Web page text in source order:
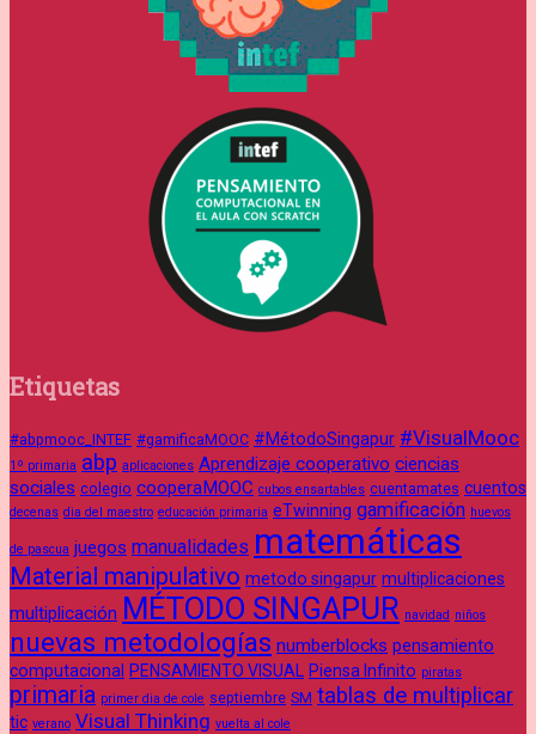
Etiquetas
#abpmooc_INTEF #gamificaMOOC #MétodoSingapur #VisualMooc
1º primaria abp aplicaciones Aprendizaje cooperativo ciencias
sociales colegio cooperaMOOC cubos ensartables cuentamates cuentos
decenas dia del maestro educación primaria eTwinning gamificación huevos
de pascua juegos manualidades matemáticas
Material manipulativo metodo singapur multiplicaciones
multiplicación MÉTODO SINGAPUR navidad niños
nuevas metodologías numberblocks pensamiento
computacional
PENSAMIENTO VISUAL Piensa Infinito piratas
primaria primer dia de cole septiembre SM tablas de multiplicar
tic verano Visual Thinking vuelta al cole